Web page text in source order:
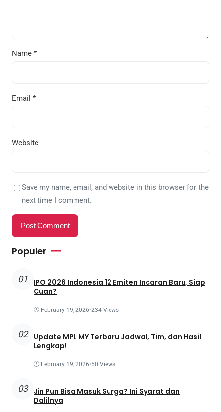
Name *
Email *
Website
Save my name, email, and website in this browser for the
next time I comment.
Populer
01
IPO 2026 Indonesia 12 Emiten Incaran Baru, Siap
Cuan?
February 19, 2026•234 Views
02
Update MPL MY Terbaru Jadwal, Tim, dan Hasil
Lengkap!
February 19, 2026•50 Views
03
Jin Pun Bisa Masuk Surga? Ini Syarat dan
Dalilnya